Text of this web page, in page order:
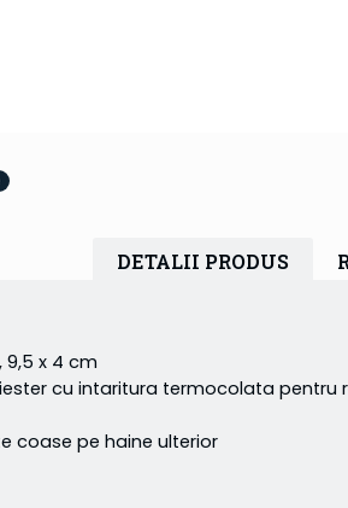
DETALII PRODUS
9,5 x 4 cm
cu intaritura termocolata pentru
coase pe haine ulterior